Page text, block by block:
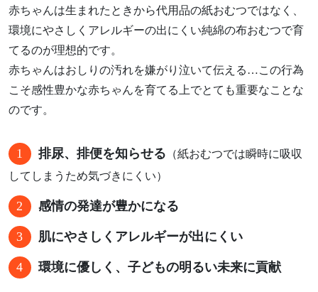
赤ちゃんは生まれたときから代用品の紙おむつではなく、
環境にやさしくアレルギーの出にくい純綿の布おむつで育
てるのが理想的です。
赤ちゃんはおしりの汚れを嫌がり泣いて伝える…この行為
こそ感性豊かな赤ちゃんを育てる上でとても重要なことな
のです。
排尿、排便を知らせる （紙おむつでは瞬時に吸収
してしまうため気づきにくい）
感情の発達が豊かになる
肌にやさしくアレルギーが出にくい
環境に優しく、子どもの明るい未来に貢献